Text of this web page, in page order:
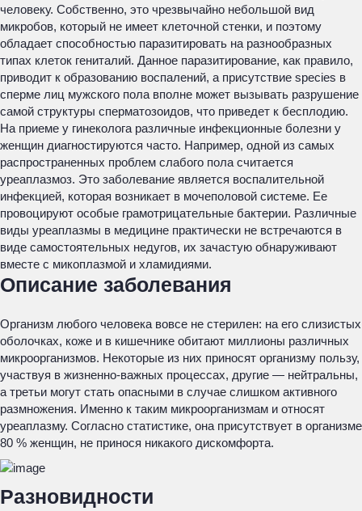
человеку. Собственно, это чрезвычайно небольшой вид
микробов, который не имеет клеточной стенки, и поэтому
обладает способностью паразитировать на разнообразных
типах клеток гениталий. Данное паразитирование, как правило,
приводит к образованию воспалений, а присутствие species в
сперме лиц мужского пола вполне может вызывать разрушение
самой структуры сперматозоидов, что приведет к бесплодию.
На приеме у гинеколога различные инфекционные болезни у
женщин диагностируются часто. Например, одной из самых
распространенных проблем слабого пола считается
уреаплазмоз. Это заболевание является воспалительной
инфекцией, которая возникает в мочеполовой системе. Ее
провоцируют особые грамотрицательные бактерии. Различные
виды уреаплазмы в медицине практически не встречаются в
виде самостоятельных недугов, их зачастую обнаруживают
вместе с микоплазмой и хламидиями.
Описание заболевания
Организм любого человека вовсе не стерилен: на его слизистых
оболочках, коже и в кишечнике обитают миллионы различных
микроорганизмов. Некоторые из них приносят организму пользу,
участвуя в жизненно-важных процессах, другие — нейтральны,
а третьи могут стать опасными в случае слишком активного
размножения. Именно к таким микроорганизмам и относят
уреаплазму. Согласно статистике, она присутствует в организме
80 % женщин, не принося никакого дискомфорта.
Разновидности